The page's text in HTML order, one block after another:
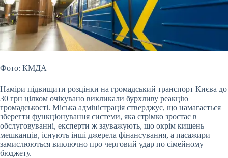
Фото: КМДА
Наміри підвищити розцінки на громадський транспорт Києва до
30 грн цілком очікувано викликали бурхливу реакцію
громадськості. Міська адміністрація стверджує, що намагається
зберегти функціонування системи, яка стрімко зростає в
обслуговуванні, експерти ж зауважують, що окрім кишень
мешканців, існують інші джерела фінансування, а пасажири
замислюються виключно про черговий удар по сімейному
бюджету.